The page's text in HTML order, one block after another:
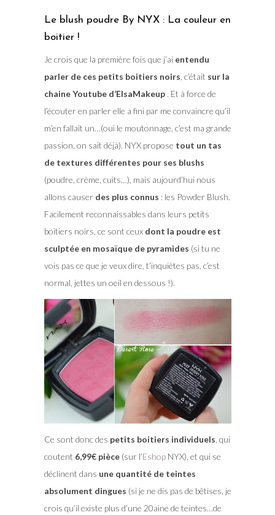
Le blush poudre By NYX : La couleur en
boitier !
Je crois que la première fois que j’ai entendu
parler de ces petits boitiers noirs , c’était sur la
chaine Youtube d’ElsaMakeup. Et à force de
l’écouter en parler elle a fini par me convaincre qu’il
m’en fallait un…(oui le moutonnage, c’est ma grande
passion, on sait déjà). NYX propose tout un tas
de textures différentes pour ses blushs
(poudre, crème, cuits…), mais aujourd’hui nous
allons causer des plus connus : les Powder Blush.
Facilement reconnaissables dans leurs petits
boitiers noirs, ce sont ceux dont la poudre est
sculptée en mosaïque de pyramides (si tu ne
vois pas ce que je veux dire, t’inquiètes pas, c’est
normal, jettes un oeil en dessous !).
Ce sont donc des petits boitiers individuels , qui
coutent 6,99€ pièce(sur l’EshopNYX), et qui se
déclinent dans une quantité de teintes
absolument dingues (si je ne dis pas de bêtises, je
crois qu’il existe plus d’une 20aine de teintes…de